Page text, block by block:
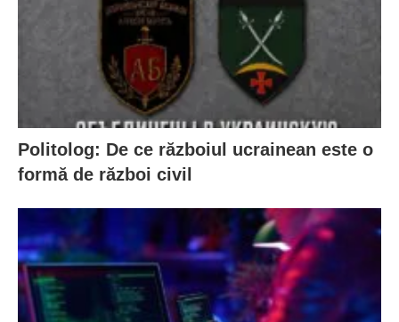
Politolog: De ce războiul ucrainean este o
formă de război civil